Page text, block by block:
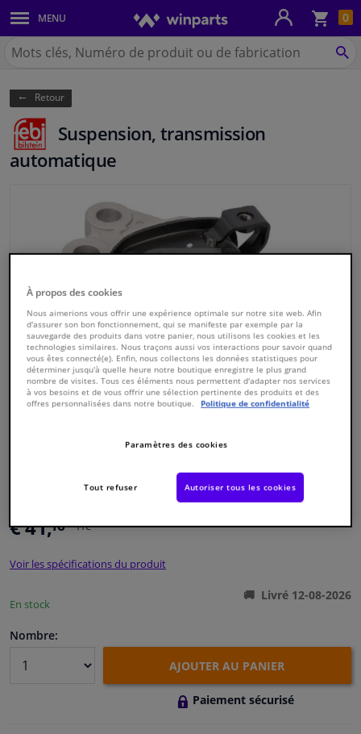
0
MENU
Carrosserie & tôles
Feux & ampoules
Freinage
Système d'échappement
Refroidissement & chauffage
Filtres & liquides
Bagages & transport
Fenêtres & accessoires
Intérieur & ameublement
Styling & Performance
Nettoyage & protection
Atelier & outils
Camping-car, moto & vélo
Promotions et réductions
Chercher
Winparts.be
Retour
Suspension, transmission
automatique
1773253
Numéro de fabrication:184838
€ 41,16 TTC
Voir les spécifications du produit
En stock
Livré 12-08-2026
Nombre:
AJOUTER AU PANIER
Paiement sécurisé
À propos des cookies
Nous aimerions vous offrir une expérience optimale sur notre site web. Afin
d'assurer son bon fonctionnement, qui se manifeste par exemple par la
sauvegarde des produits dans votre panier, nous utilisons les cookies et les
technologies similaires. Nous traçons aussi vos interactions pour savoir quand
vous êtes connecté(e). Enfin, nous collectons les données statistiques pour
déterminer jusqu'à quelle heure notre boutique enregistre le plus grand
nombre de visites. Tous ces éléments nous permettent d'adapter nos services
à vos besoins et de vous offrir une sélection pertinente des produits et des
offres personnalisées dans notre boutique.
Politique de confidentialité
Paramètres des cookies
Tout refuser Autoriser tous les cookies